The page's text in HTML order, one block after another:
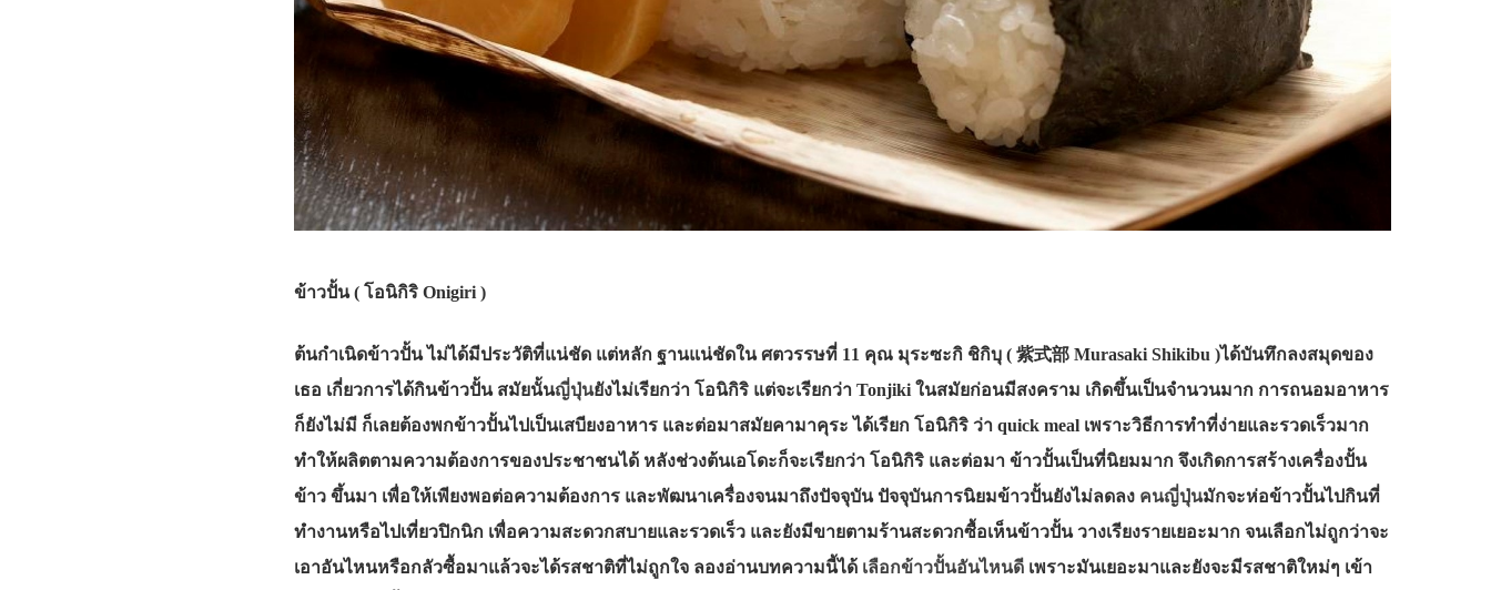
ข้าวปั้น ( โอนิกิริ Onigiri )
ต้นกำเนิดข้าวปั้น ไม่ได้มีประวัติที่แน่ชัด แต่หลัก ฐานแน่ชัดใน ศตวรรษที่ 11 คุณ มุระซะกิ ชิกิบุ ( 紫式部 Murasaki Shikibu )ได้บันทึกลงสมุดของ
เธอ เกี่ยวการได้กินข้าวปั้น สมัยนั้นญี่ปุ่นยังไม่เรียกว่า โอนิกิริ แต่จะเรียกว่า Tonjiki ในสมัยก่อนมีสงคราม เกิดขึ้นเป็นจำนวนมาก การถนอมอาหาร
ก็ยังไม่มี ก็เลยต้องพกข้าวปั้นไปเป็นเสบียงอาหาร และต่อมาสมัยคามาคุระ ได้เรียก โอนิกิริ ว่า quick meal เพราะวิธีการทำที่ง่ายและรวดเร็วมาก
ทำให้ผลิตตามความต้องการของประชาชนได้ หลังช่วงต้นเอโดะก็จะเรียกว่า โอนิกิริ และต่อมา ข้าวปั้นเป็นที่นิยมมาก จึงเกิดการสร้างเครื่องปั้น
ข้าว ขึ้นมา เพื่อให้เพียงพอต่อความต้องการ และพัฒนาเครื่องจนมาถึงปัจจุบัน ปัจจุบันการนิยมข้าวปั้นยังไม่ลดลง คนญี่ปุ่นมักจะห่อข้าวปั้นไปกินที่
ทำงานหรือไปเที่ยวปิกนิก เพื่อความสะดวกสบายและรวดเร็ว และยังมีขายตามร้านสะดวกซื้อเห็นข้าวปั้น วางเรียงรายเยอะมาก จนเลือกไม่ถูกว่าจะ
เอาอันไหนหรือกลัวซื้อมาแล้วจะได้รสชาติที่ไม่ถูกใจ ลองอ่านบทความนี้ได้ เลือกข้าวปั้นอันไหนดี เพราะมันเยอะมาและยังจะมีรสชาติใหม่ๆ เข้า